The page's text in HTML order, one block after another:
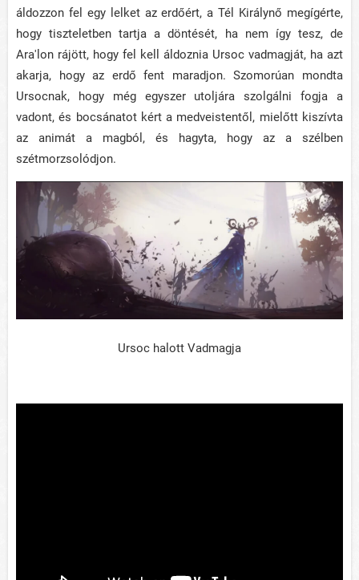
áldozzon fel egy lelket az erdőért, a Tél Királynő megígérte,
hogy tiszteletben tartja a döntését, ha nem így tesz, de
Ara'lon rájött, hogy fel kell áldoznia Ursoc vadmagját, ha azt
akarja, hogy az erdő fent maradjon. Szomorúan mondta
Ursocnak, hogy még egyszer utoljára szolgálni fogja a
vadont, és bocsánatot kért a medveistentől, mielőtt kiszívta
az animát a magból, és hagyta, hogy az a szélben
szétmorzsolódjon.
Ursoc halott Vadmagja